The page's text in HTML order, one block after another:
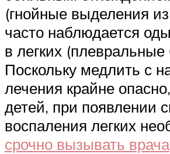
(гнойные выделения из
часто наблюдается
в легких (плевральные
Поскольку медлить с
лечения крайне
детей, при появлении
воспаления легких
срочно вызывать врача